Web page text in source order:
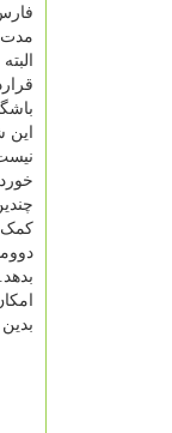
مدت ۴ ماه برای ما هزینه کرد اما متاسفانه چند ماه است که آنگونه که باید، حمایت نمی شویم".
این
کمک